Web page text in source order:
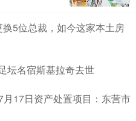
5位总裁，如今这家本土房
坛名宿斯基拉奇去世
17日资产处置项目：东营市